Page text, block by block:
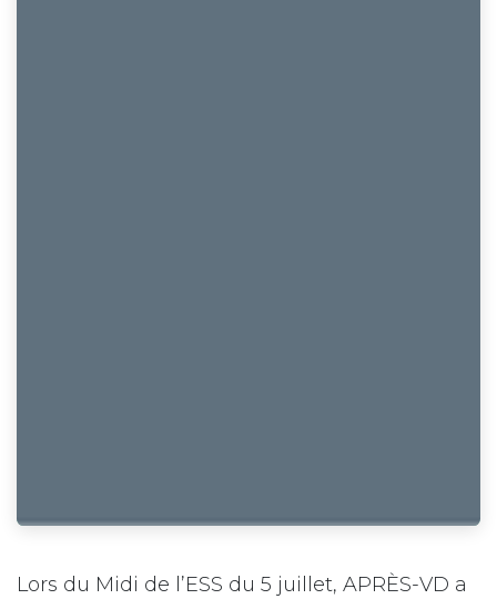
Lors du Midi de l’ESS du 5 juillet, APRÈS-VD a